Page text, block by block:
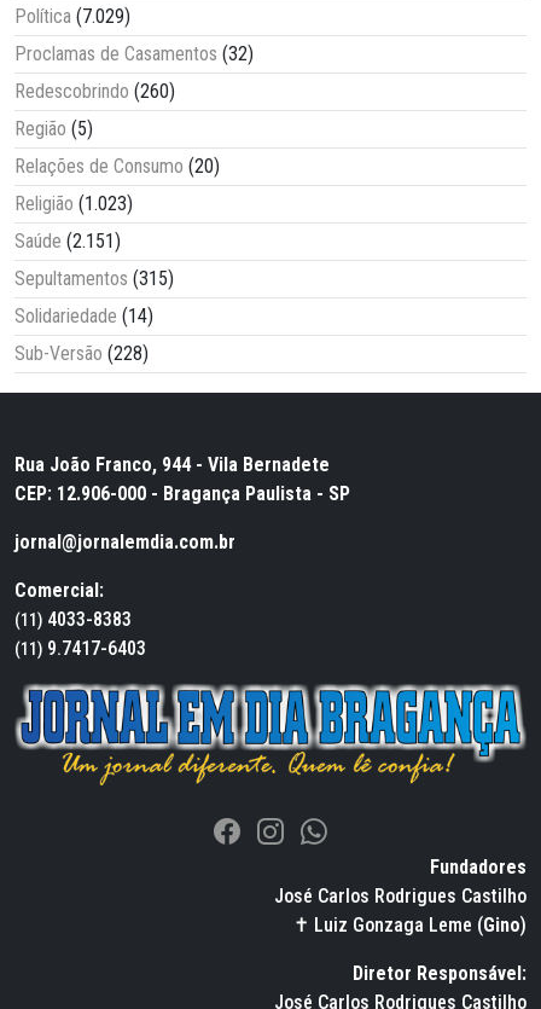
Política (7.029)
Proclamas de Casamentos (32)
Redescobrindo (260)
Região (5)
Relações de Consumo (20)
Religião (1.023)
Saúde (2.151)
Sepultamentos (315)
Solidariedade (14)
Sub-Versão (228)
Rua João Franco, 944 - Vila Bernadete
CEP: 12.906-000 - Bragança Paulista - SP
jornal@jornalemdia.com.br
Comercial:
(11) 4033-8383
(11) 9.7417-6403
Fundadores
José Carlos Rodrigues Castilho
✝ Luiz Gonzaga Leme (Gino)
Diretor Responsável:
José Carlos Rodrigues Castilho